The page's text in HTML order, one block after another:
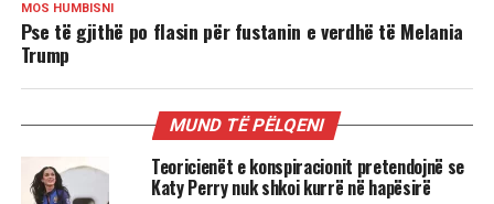
MOS HUMBISNI
Pse të gjithë po flasin për fustanin e verdhë të Melania
Trump
MUND TË PËLQENI
Teoricienët e konspiracionit pretendojnë se
Katy Perry nuk shkoi kurrë në hapësirë